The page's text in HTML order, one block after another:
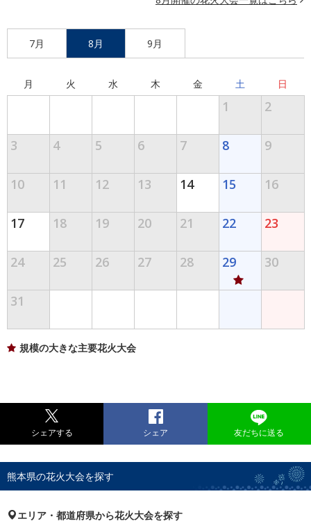
7月 8月 9月
月 火 水 木 金 土 日
1 2
3 4 5 6 7 8 9
10 11 12 13 14 15 16
17 18 19 20 21 22 23
24 25 26 27 28 29 30
31
規模の大きな主要花火大会
シェアする シェア 友だちに送る
熊本県の花火大会を探す
エリア・都道府県から花火大会を探す